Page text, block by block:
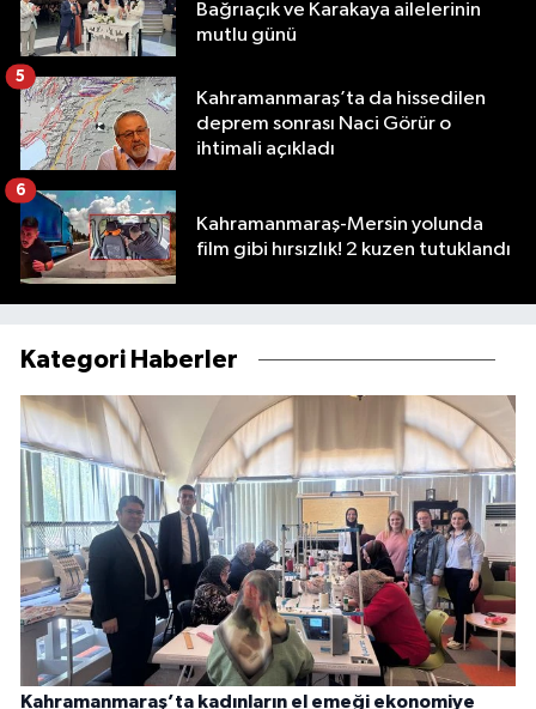
Bağrıaçık ve Karakaya ailelerinin
mutlu günü
Kahramanmaraş’ta da hissedilen
deprem sonrası Naci Görür o
ihtimali açıkladı
5
Kahramanmaraş-Mersin yolunda
film gibi hırsızlık! 2 kuzen tutuklandı
6
Kategori Haberler
Kahramanmaraş’ta kadınların el emeği ekonomiye